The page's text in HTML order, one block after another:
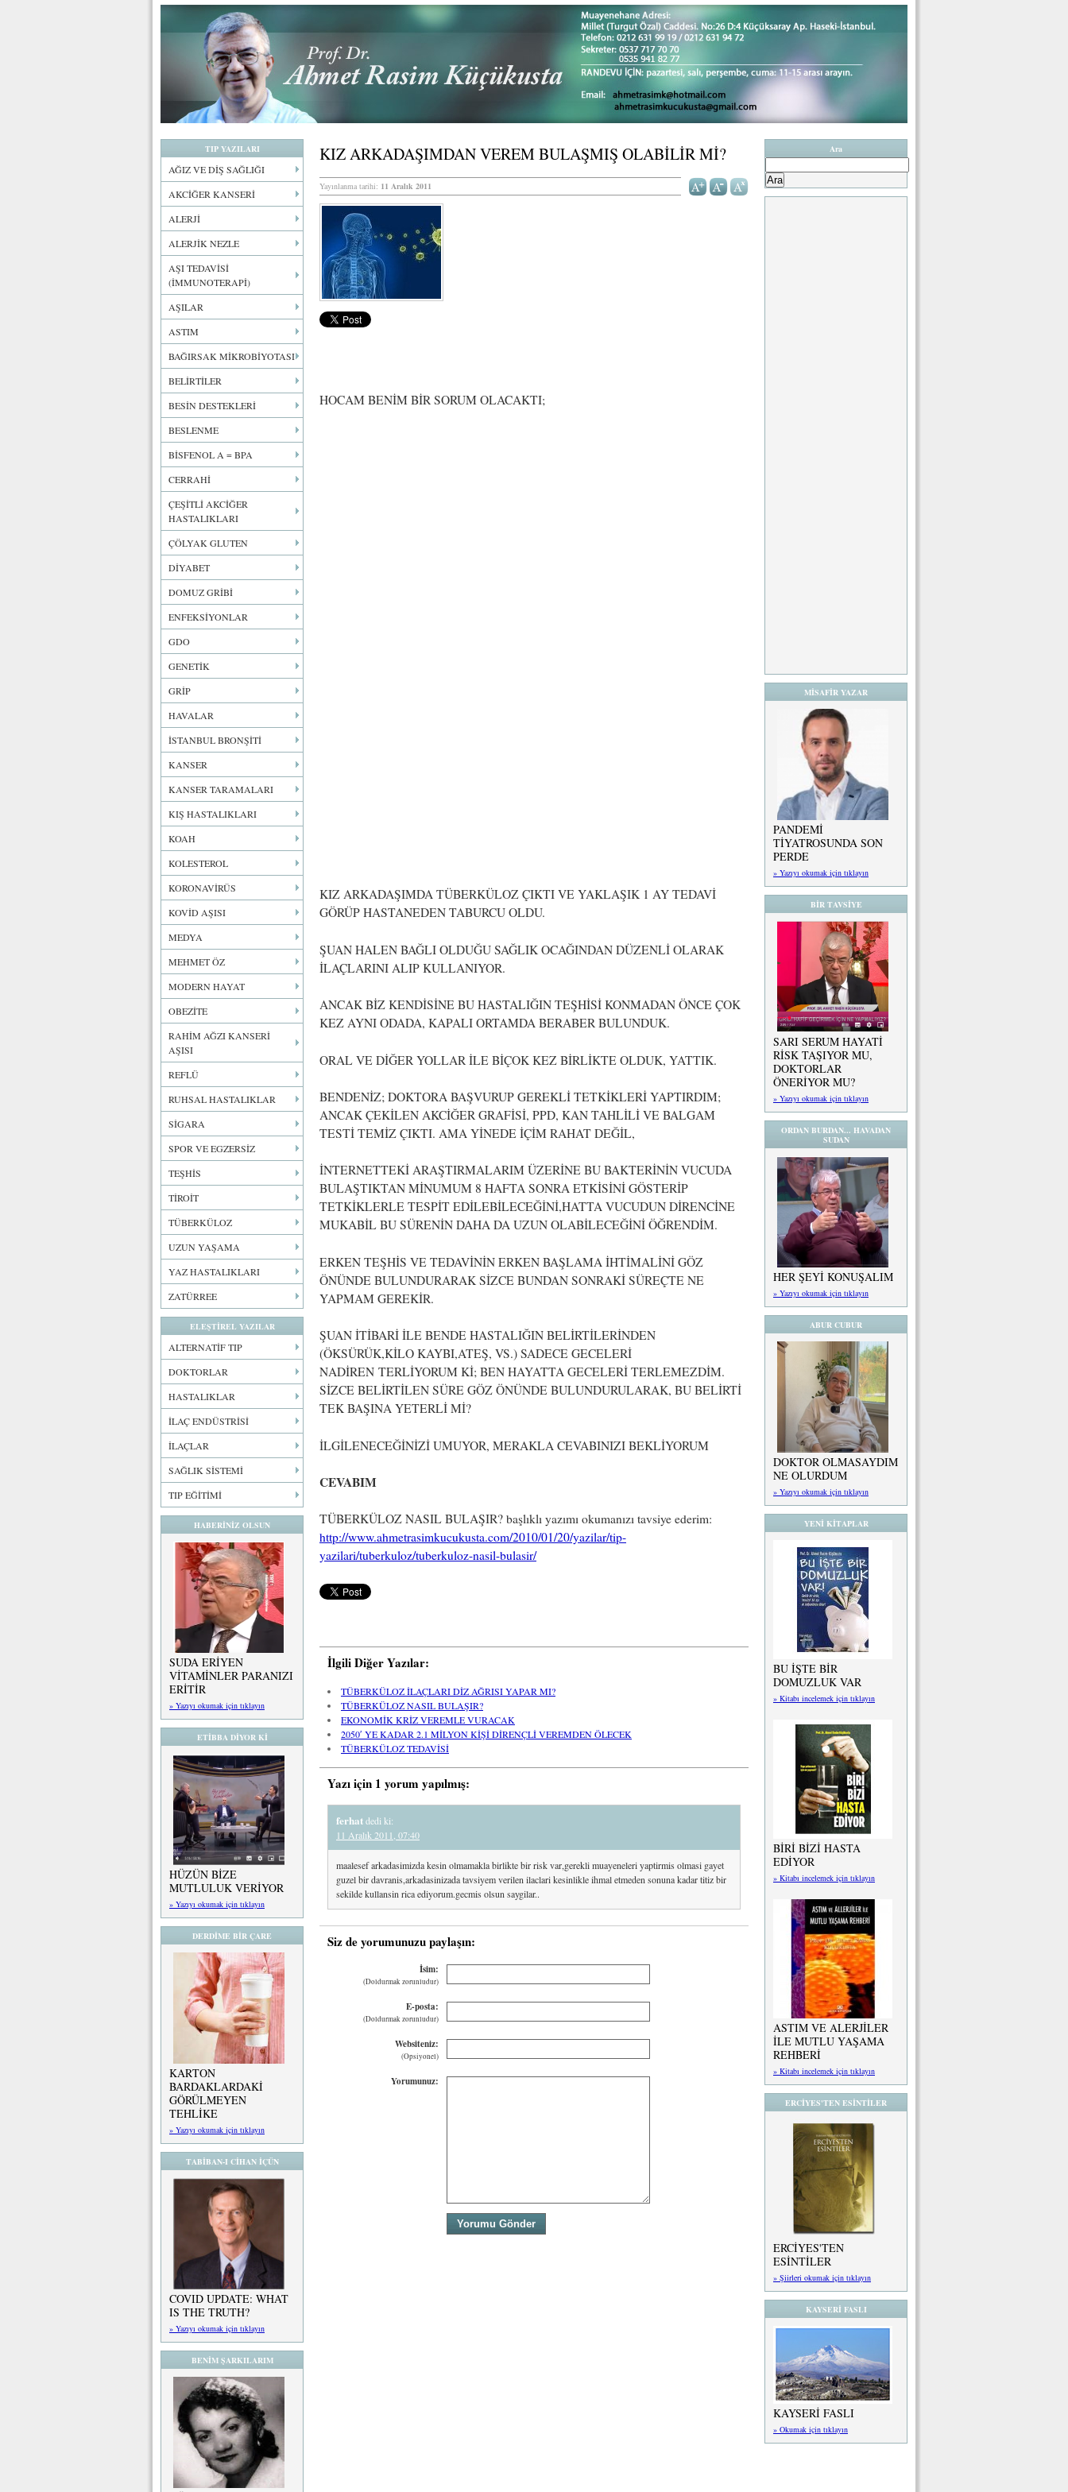
TIP YAZILARI
AĞIZ VE DİŞ SAĞLIĞI
AKCİĞER KANSERİ
ALERJİ
ALERJİK NEZLE
AŞI TEDAVİSİ
(İMMUNOTERAPİ)
AŞILAR
ASTIM
BAĞIRSAK MİKROBİYOTASI
BELİRTİLER
BESİN DESTEKLERİ
BESLENME
BİSFENOL A = BPA
CERRAHİ
ÇEŞİTLİ AKCİĞER
HASTALIKLARI
ÇÖLYAK GLUTEN
DİYABET
DOMUZ GRİBİ
ENFEKSİYONLAR
GDO
GENETİK
GRİP
HAVALAR
İSTANBUL BRONŞİTİ
KANSER
KANSER TARAMALARI
KIŞ HASTALIKLARI
KOAH
KOLESTEROL
KORONAVİRÜS
KOVİD AŞISI
MEDYA
MEHMET ÖZ
MODERN HAYAT
OBEZİTE
RAHİM AĞZI KANSERİ
AŞISI
REFLÜ
RUHSAL HASTALIKLAR
SİGARA
SPOR VE EGZERSİZ
TEŞHİS
TİROİT
TÜBERKÜLOZ
UZUN YAŞAMA
YAZ HASTALIKLARI
ZATÜRREE
ELEŞTİREL YAZILAR
ALTERNATİF TIP
DOKTORLAR
HASTALIKLAR
İLAÇ ENDÜSTRİSİ
İLAÇLAR
SAĞLIK SİSTEMİ
TIP EĞİTİMİ
HABERİNİZ OLSUN
SUDA ERİYEN
VİTAMİNLER PARANIZI
ERİTİR
» Yazıyı okumak için tıklayın
ETİBBA DİYOR Kİ
HÜZÜN BİZE
MUTLULUK VERİYOR
» Yazıyı okumak için tıklayın
DERDİME BİR ÇARE
KARTON
BARDAKLARDAKİ
GÖRÜLMEYEN
TEHLİKE
» Yazıyı okumak için tıklayın
TABİBAN-I CİHAN İÇÜN
COVID UPDATE: WHAT
IS THE TRUTH?
» Yazıyı okumak için tıklayın
BENİM ŞARKILARIM
KIZ ARKADAŞIMDAN VEREM BULAŞMIŞ OLABİLİR Mİ?
Yayınlanma tarihi: 11 Aralık 2011
HOCAM BENİM BİR SORUM OLACAKTI;
KIZ ARKADAŞIMDA TÜBERKÜLOZ ÇIKTI VE YAKLAŞIK 1 AY TEDAVİ
GÖRÜP HASTANEDEN TABURCU OLDU.
ŞUAN HALEN BAĞLI OLDUĞU SAĞLIK OCAĞINDAN DÜZENLİ OLARAK
İLAÇLARINI ALIP KULLANIYOR.
ANCAK BİZ KENDİSİNE BU HASTALIĞIN TEŞHİSİ KONMADAN ÖNCE ÇOK
KEZ AYNI ODADA, KAPALI ORTAMDA BERABER BULUNDUK.
ORAL VE DİĞER YOLLAR İLE BİÇOK KEZ BİRLİKTE OLDUK, YATTIK.
BENDENİZ; DOKTORA BAŞVURUP GEREKLİ TETKİKLERİ YAPTIRDIM;
ANCAK ÇEKİLEN AKCİĞER GRAFİSİ, PPD, KAN TAHLİLİ VE BALGAM
TESTİ TEMİZ ÇIKTI. AMA YİNEDE İÇİM RAHAT DEĞİL,
İNTERNETTEKİ ARAŞTIRMALARIM ÜZERİNE BU BAKTERİNİN VUCUDA
BULAŞTIKTAN MİNUMUM 8 HAFTA SONRA ETKİSİNİ GÖSTERİP
TETKİKLERLE TESPİT EDİLEBİLECEĞİNİ,HATTA VUCUDUN DİRENCİNE
MUKABİL BU SÜRENİN DAHA DA UZUN OLABİLECEĞİNİ ÖĞRENDİM.
ERKEN TEŞHİS VE TEDAVİNİN ERKEN BAŞLAMA İHTİMALİNİ GÖZ
ÖNÜNDE BULUNDURARAK SİZCE BUNDAN SONRAKİ SÜREÇTE NE
YAPMAM GEREKİR.
ŞUAN İTİBARİ İLE BENDE HASTALIĞIN BELİRTİLERİNDEN
(ÖKSÜRÜK,KİLO KAYBI,ATEŞ, VS.) SADECE GECELERİ
NADİREN TERLİYORUM Kİ; BEN HAYATTA GECELERİ TERLEMEZDİM.
SİZCE BELİRTİLEN SÜRE GÖZ ÖNÜNDE BULUNDURULARAK, BU BELİRTİ
TEK BAŞINA YETERLİ Mİ?
İLGİLENECEĞİNİZİ UMUYOR, MERAKLA CEVABINIZI BEKLİYORUM
CEVABIM
TÜBERKÜLOZ NASIL BULAŞIR? başlıklı yazımı okumanızı tavsiye ederim:
http://www.ahmetrasimkucukusta.com/2010/01/20/yazilar/tip-
yazilari/tuberkuloz/tuberkuloz-nasil-bulasir/
İlgili Diğer Yazılar:
TÜBERKÜLOZ İLAÇLARI DİZ AĞRISI YAPAR MI?
TÜBERKÜLOZ NASIL BULAŞIR?
EKONOMİK KRİZ VEREMLE VURACAK
2050′ YE KADAR 2.1 MİLYON KİŞİ DİRENÇLİ VEREMDEN ÖLECEK
TÜBERKÜLOZ TEDAVİSİ
Yazı için 1 yorum yapılmış:
ferhatdedi ki:
11 Aralık 2011, 07:40
maalesef arkadasimizda kesin olmamakla birlikte bir risk var,gerekli muayeneleri yaptirmis olmasi gayet
guzel bir davranis,arkadasinizada tavsiyem verilen ilaclari kesinlikle ihmal etmeden sonuna kadar titiz bir
sekilde kullansin rica ediyorum.gecmis olsun saygilar..
Siz de yorumunuzu paylaşın:
İsim:
(Doldurmak zorunludur)
E-posta:
(Doldurmak zorunludur)
Websiteniz:
(Opsiyonel)
Yorumunuz:
Ara
MİSAFİR YAZAR
PANDEMİ
TİYATROSUNDA SON
PERDE
» Yazıyı okumak için tıklayın
BİR TAVSİYE
SARI SERUM HAYATİ
RİSK TAŞIYOR MU,
DOKTORLAR
ÖNERİYOR MU?
» Yazıyı okumak için tıklayın
ORDAN BURDAN... HAVADAN
SUDAN
HER ŞEYİ KONUŞALIM
» Yazıyı okumak için tıklayın
ABUR CUBUR
DOKTOR OLMASAYDIM
NE OLURDUM
» Yazıyı okumak için tıklayın
YENİ KİTAPLAR
BU İŞTE BİR
DOMUZLUK VAR
» Kitabı incelemek için tıklayın
BİRİ BİZİ HASTA
EDİYOR
» Kitabı incelemek için tıklayın
ASTIM VE ALERJİLER
İLE MUTLU YAŞAMA
REHBERİ
» Kitabı incelemek için tıklayın
ERCİYES'TEN ESİNTİLER
ERCİYES'TEN
ESİNTİLER
» Şiirleri okumak için tıklayın
KAYSERİ FASLI
KAYSERİ FASLI
» Okumak için tıklayın